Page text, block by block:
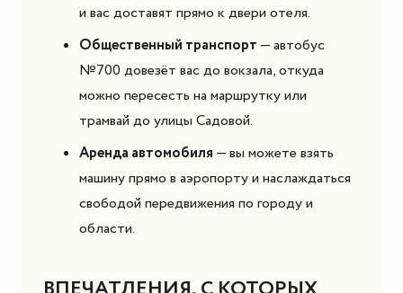
и вас доставят прямо к двери отеля.
Общественный транспорт — автобус
№700 довезёт вас до вокзала, откуда
можно пересесть на маршрутку или
трамвай до улицы Садовой.
Аренда автомобиля — вы можете взять
машину прямо в аэропорту и наслаждаться
свободой передвижения по городу и
области.